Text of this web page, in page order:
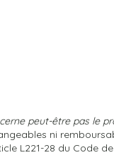
peut-être pas le
ni
L221-28 du Code